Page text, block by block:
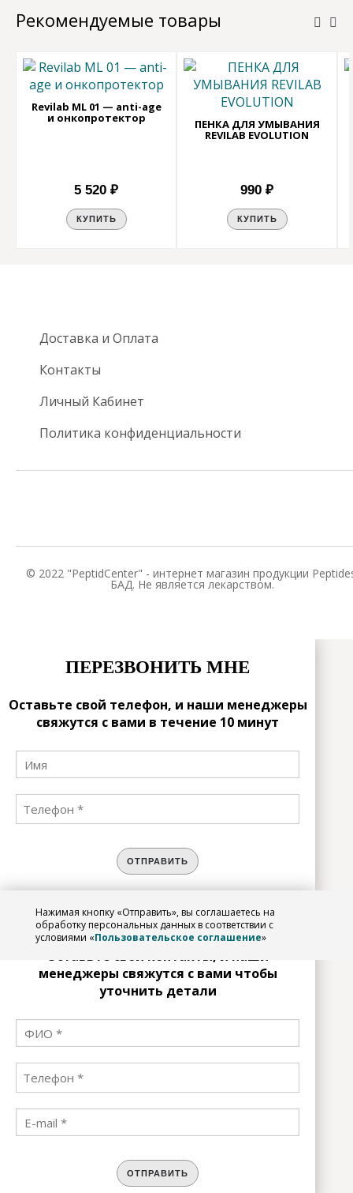
Рекомендуемые товары
Revilab ML 01 — anti-age
и онкопротектор
5 520 ₽
КУПИТЬ
ПЕНКА ДЛЯ УМЫВАНИЯ
REVILAB EVOLUTION
990 ₽
КУПИТЬ
Доставка и Оплата
Контакты
Личный Кабинет
Политика конфиденциальности
© 2022 "PeptidCenter" - интернет магазин продукции
БАД. Не является лекарством.
ПЕРЕЗВОНИТЬ МНЕ
Оставьте свой телефон, и наши менеджеры
свяжутся с вами в течение 10 минут
ОТПРАВИТЬ
Нажимая кнопку «Отправить», вы соглашаетесь на
обработку персональных данных в соответствии с
условиями «Пользовательское соглашение»
ЗАРЕГИСТРИРОВАТЬСЯ
Оставьте свои контакты, и наши
менеджеры свяжутся с вами чтобы
уточнить детали
ОТПРАВИТЬ